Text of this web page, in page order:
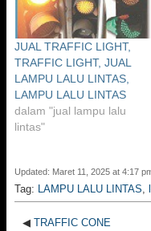
JUAL TRAFFIC LIGHT,
TRAFFIC LIGHT, JUAL
LAMPU LALU LINTAS,
LAMPU LALU LINTAS
dalam "jual lampu lalu
lintas"
Updated: Maret 11, 2025 at 4:17
Tag: LAMPU LALU LINTAS,
◀ TRAFFIC CONE